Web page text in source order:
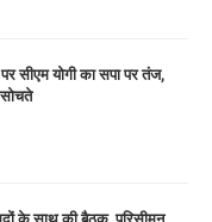
सीएम योगी का सपा पर तंज,